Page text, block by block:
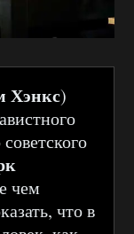
Хэнкс)
чем
что в